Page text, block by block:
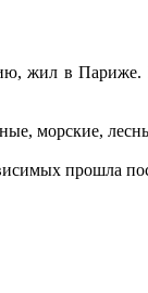
жил в Париже.
морские,
прошла